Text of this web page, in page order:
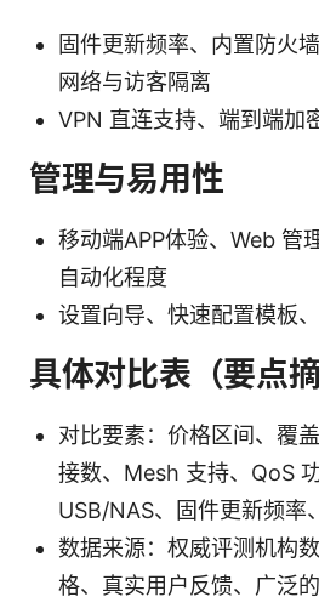
固件更新频率、内置防火
网络与访客隔离
VPN 直连支持、端到端加
管理与易用性
移动端APP体验、Web 管
自动化程度
设置向导、快速配置模板
具体对比表（要点摘
对比要素：价格区间、覆
接数、Mesh 支持、QoS
USB/NAS、固件更新频率
数据来源：权威评测机构
格、真实用户反馈、广泛